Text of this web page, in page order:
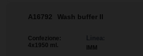
A16792 Wash buffer II
Confezione:
4x1950 ml.
Linea:
IMM